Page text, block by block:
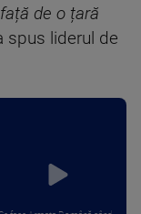
de o țară
spus liderul de